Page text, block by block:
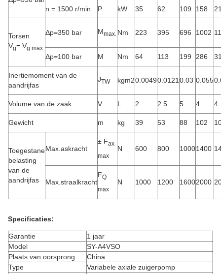
n = 1500 r/min P kW 35 62 109 158
Torsen
Vg= Vg max
Δp=350 bar Mmax. Nm 223 395 696 1002
Δp=100 bar M Nm 64 113 199 286
Inertiemoment van de
aandrijfas
JTW kgm20.00490.0121 0.03 0.055
Volume van de zaak V L 2 2.5 5 4 4
Gewicht m kg 39 53 88 102
Toegestane
belasting
van de
aandrijfas
Max.askracht
± Fax
max
N 600 800 10001400
Max.straalkracht
FQ
max
N 1000 1200 16002000
Specificaties:
Garantie
1 jaar
Model
SY-A4VSO
Plaats van oorsprong
China
Type
Variabele axiale zuigerpomp